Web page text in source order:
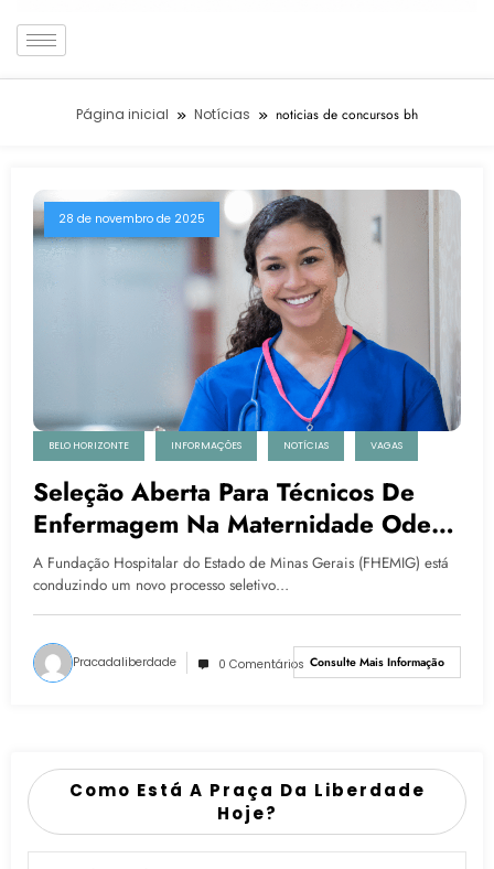
Página inicial Notícias noticias de concursos bh
28 de novembro de 2025
BELO HORIZONTE INFORMAÇÕES NOTÍCIAS VAGAS
Seleção Aberta Para Técnicos De
Enfermagem Na Maternidade Odete
Valadares Em Belo Horizonte
A Fundação Hospitalar do Estado de Minas Gerais (FHEMIG) está
conduzindo um novo processo seletivo…
Pracadaliberdade 0 Comentários Consulte Mais Informação
Como Está A Praça Da Liberdade
Hoje?